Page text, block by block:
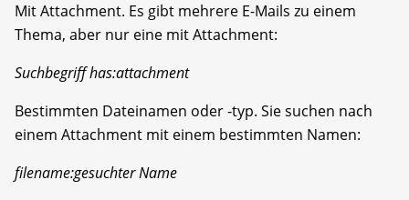
Mit Attachment. Es gibt mehrere E-Mails zu einem
Thema, aber nur eine mit Attachment:
Suchbegriff has:attachment
Bestimmten Dateinamen oder -typ. Sie suchen nach
einem Attachment mit einem bestimmten Namen:
filename:gesuchter Name